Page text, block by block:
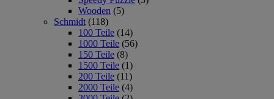
Wooden (5)
Schmidt (118)
100 Teile (14)
1000 Teile (56)
150 Teile (8)
1500 Teile (1)
200 Teile (11)
2000 Teile (4)